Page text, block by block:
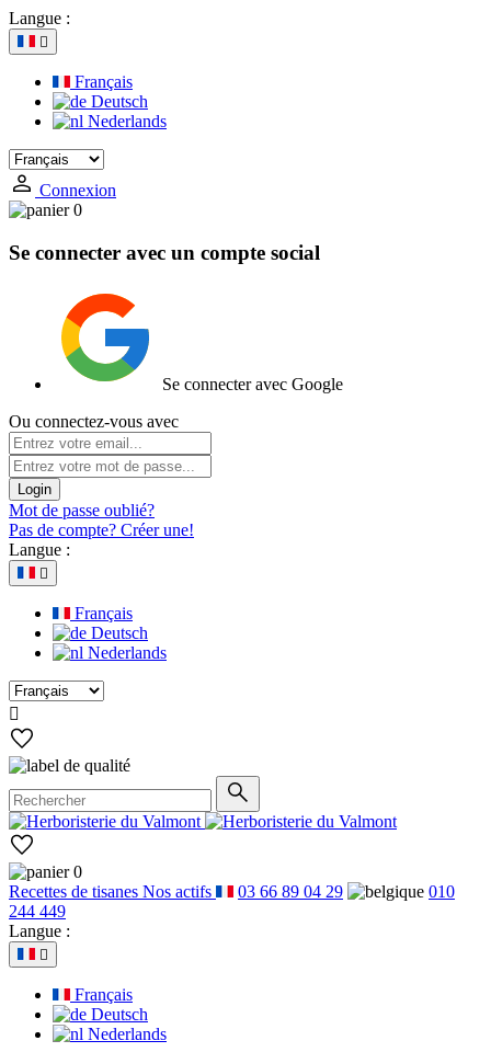
Langue :

Français
Deutsch
Nederlands
Connexion
0
Se connecter avec un compte social
Se connecter avec Google
Ou connectez-vous avec
Login
Mot de passe oublié?
Pas de compte? Créer une!
Langue :

Français
Deutsch
Nederlands

0
Recettes de tisanes Nos actifs 03 66 89 04 29
010
244 449
Langue :

Français
Deutsch
Nederlands